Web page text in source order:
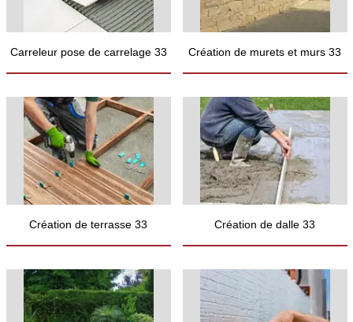
Carreleur pose de carrelage 33 Création de murets et murs 33
Création de terrasse 33 Création de dalle 33